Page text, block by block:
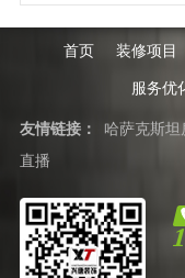
首页 装修项目
服务优
友情链接： 哈萨克斯坦
直播